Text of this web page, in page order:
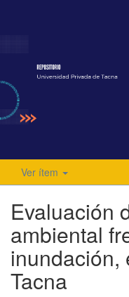
Ver ítem
Evaluación
ambiental
inundación,
Tacna